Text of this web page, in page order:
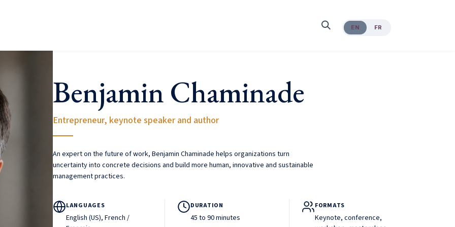
EN FR
Benjamin Chaminade
Entrepreneur, keynote speaker and author
An expert on the future of work, Benjamin Chaminade helps organizations turn
uncertainty into concrete decisions and build more human, innovative and sustainable
management practices.
LANGUAGES
English (US), French /
DURATION
45 to 90 minutes
FORMATS
Keynote, conference,